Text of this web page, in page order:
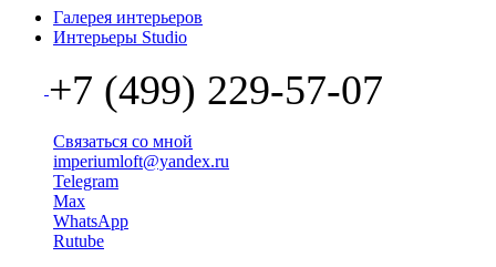
Галерея интерьеров
Интерьеры Studio
+7 (499) 229-57-07
Связаться со мной
imperiumloft@yandex.ru
Telegram
Max
WhatsApp
Rutube